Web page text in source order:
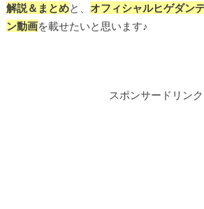
解説＆まとめと、 オフィシャルヒゲダン
ン動画を載せたいと思います♪
スポンサードリンク